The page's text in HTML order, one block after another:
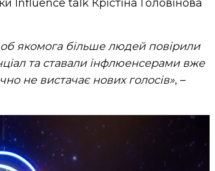
Influence talk Крістіна Головінова
якомога більше людей повірили
та ставали інфлюенсерами вже
не вистачає нових голосів», –